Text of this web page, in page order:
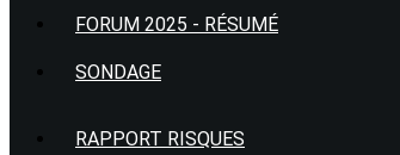
FORUM 2025 - RÉSUMÉ
SONDAGE
RAPPORT RISQUES